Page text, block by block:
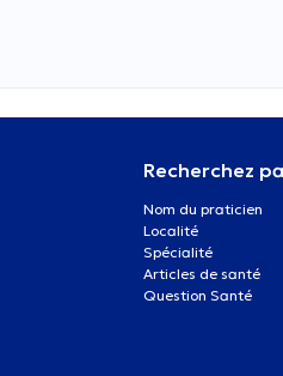
Recherchez
Nom du praticien
Localité
Spécialité
Articles de santé
Question Santé